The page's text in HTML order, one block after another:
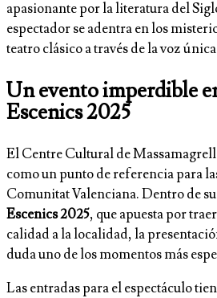
apasionante por la literatura del
espectador se adentra en los
teatro clásico a través de la voz
Un evento imperdible
Escenics 2025
El Centre Cultural de
como un punto de referencia para
Comunitat Valenciana. Dentro de
Escenics 2025, que apuesta por
calidad a la localidad, la
duda uno de los momentos más
Las entradas para el espectáculo